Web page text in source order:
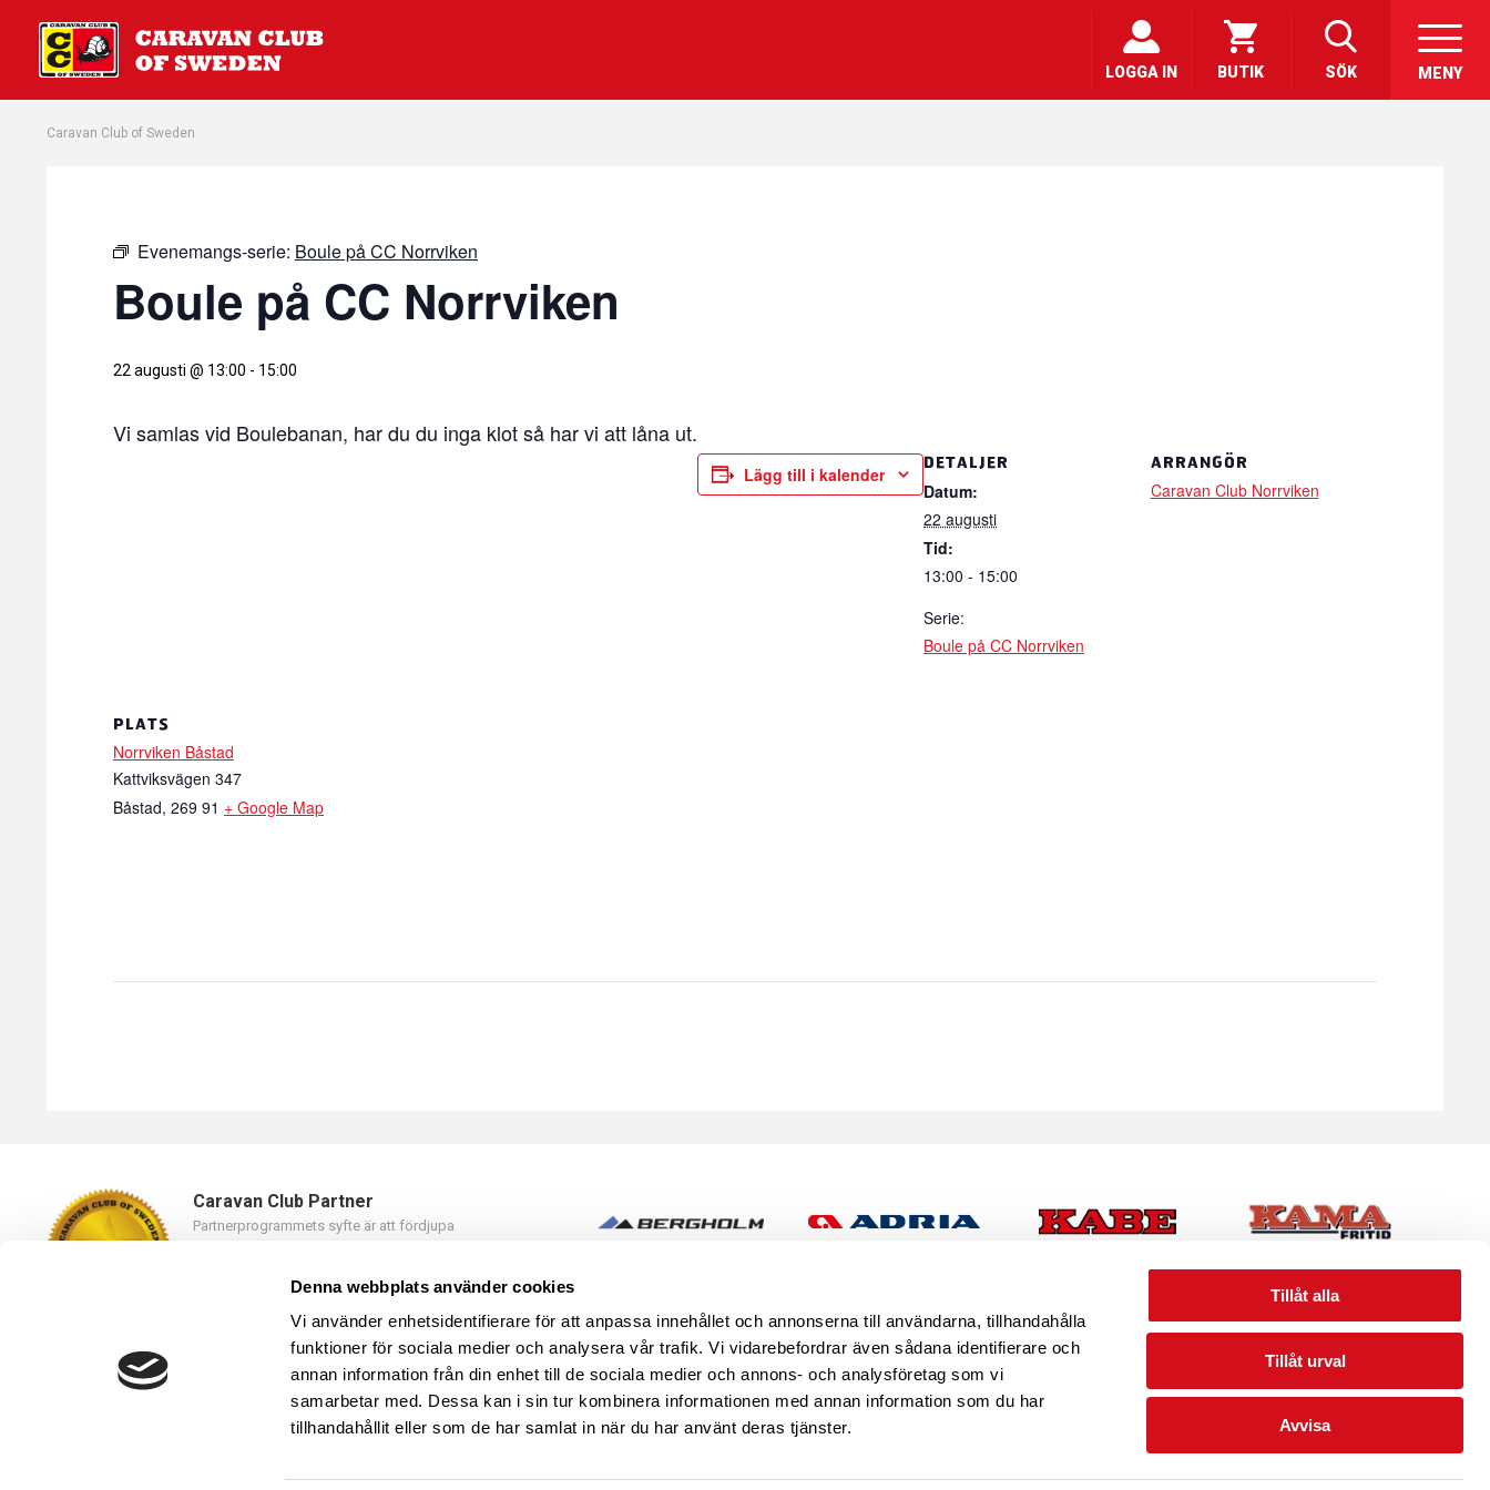
Denna webbplats använder cookies
Vi använder enhetsidentifierare för att anpassa innehållet och annonserna till användarna, tillhandahålla
funktioner för sociala medier och analysera vår trafik. Vi vidarebefordrar även sådana identifierare och
annan information från din enhet till de sociala medier och annons- och analysföretag som vi
samarbetar med. Dessa kan i sin tur kombinera informationen med annan information som du har
tillhandahållit eller som de har samlat in när du har använt deras tjänster.
Tillåt alla
Tillåt urval
Avvisa
LOGGA IN BUTIK SÖK MENY
Caravan Club of Sweden
Evenemangs-serie: Boule på CC Norrviken
Boule på CC Norrviken
22 augusti @ 13:00 - 15:00
Vi samlas vid Boulebanan, har du du inga klot så har vi att låna ut.
Lägg till i kalender
DETALJER
Datum:
22 augusti
Tid:
13:00 - 15:00
Serie:
Boule på CC Norrviken
ARRANGÖR
Caravan Club Norrviken
PLATS
Norrviken Båstad
Kattviksvägen 347
Båstad, 269 91 + Google Map
Caravan Club Partner
Partnerprogrammets syfte är att fördjupa